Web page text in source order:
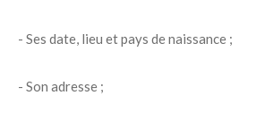
- Ses date, lieu et pays de naissance ;
- Son adresse ;